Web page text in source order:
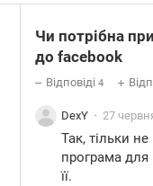
Чи потрібна
до facebook
Відповіді 4
DexY 27
Так, тільки
програма
її.